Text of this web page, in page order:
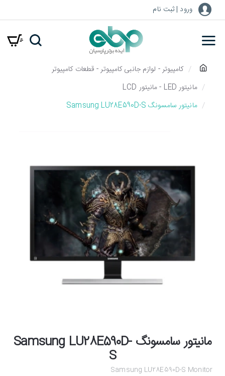
ورود | ثبت نام
o
m
کامپیوتر - لوازم جانبی کامپیوتر - قطعات کامپیوتر
مانیتور LED - مانیتور LCD
مانیتور سامسونگ Samsung LU28E590D-S
مانیتور سامسونگ Samsung LU28E590D-
S
Samsung LU28E590D-S Monitor